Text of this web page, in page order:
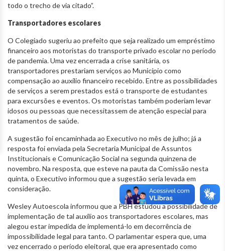
todo o trecho de via citado”.
Transportadores escolares
O Colegiado sugeriu ao prefeito que seja realizado um empréstimo
financeiro aos motoristas do transporte privado escolar no período
de pandemia. Uma vez encerrada a crise sanitária, os
transportadores prestariam serviços ao Município como
compensação ao auxílio financeiro recebido. Entre as possibilidades
de serviços a serem prestados está o transporte de estudantes
para excursões e eventos. Os motoristas também poderiam levar
idosos ou pessoas que necessitassem de atenção especial para
tratamentos de saúde.
A sugestão foi encaminhada ao Executivo no mês de julho; já a
resposta foi enviada pela Secretaria Municipal de Assuntos
Institucionais e Comunicação Social na segunda quinzena de
novembro. Na resposta, que esteve na pauta da Comissão nesta
quinta, o Executivo informou que a sugestão seria levada em
consideração.
Wesley Autoescola informou que a PBH estudou a possibilidade de
implementação de tal auxílio aos transportadores escolares, mas
alegou estar impedida de implementá-lo em decorrência de
impossibilidade legal para tanto. O parlamentar espera que, uma
vez encerrado o período eleitoral, que era apresentado como